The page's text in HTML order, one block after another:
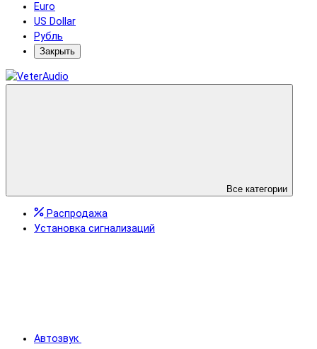
Euro
US Dollar
Рубль
Закрыть
Все категории
Распродажа
Установка сигнализаций
Автозвук